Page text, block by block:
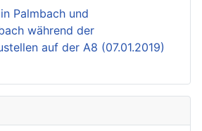
Palmbach und
während der
auf der A8 (07.01.2019)